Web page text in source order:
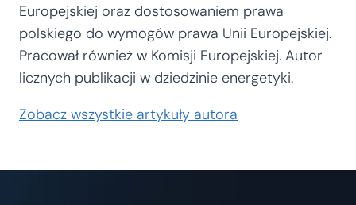
Europejskiej oraz dostosowaniem prawa
polskiego do wymogów prawa Unii Europejskiej.
Pracował również w Komisji Europejskiej. Autor
licznych publikacji w dziedzinie energetyki.
Zobacz wszystkie artykuły autora